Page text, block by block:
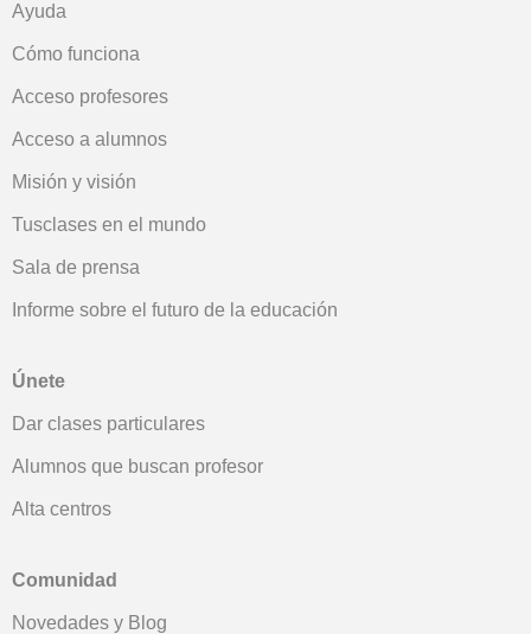
Ayuda
Cómo funciona
Acceso profesores
Acceso a alumnos
Misión y visión
Tusclases en el mundo
Sala de prensa
Informe sobre el futuro de la educación
Únete
Dar clases particulares
Alumnos que buscan profesor
Alta centros
Comunidad
Novedades y Blog